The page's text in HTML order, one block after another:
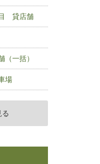
貸店舗
一括）
場